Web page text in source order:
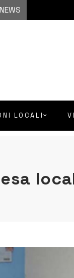
LOCALI